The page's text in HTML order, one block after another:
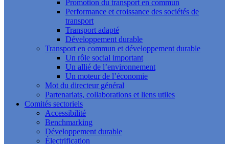
Promotion du transport en commun
Performance et croissance des sociétés de
transport
Transport adapté
Développement durable
Transport en commun et développement durable
Un rôle social important
Un allié de l’environnement
Un moteur de l’économie
Mot du directeur général
Partenariats, collaborations et liens utiles
Comités sectoriels
Accessibilité
Benchmarking
Développement durable
Électrification